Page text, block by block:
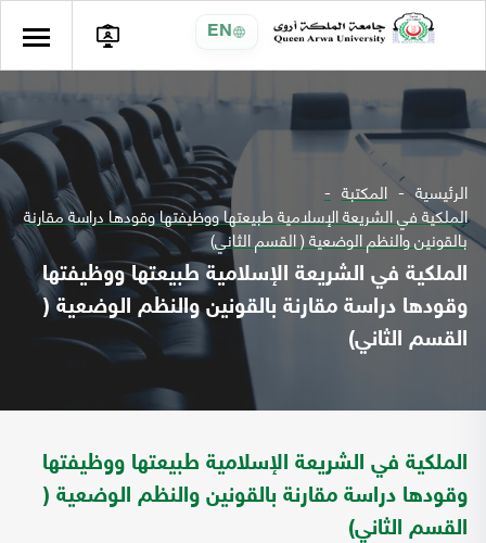
EN
الرئيسية المكتبة
الملكية في الشريعة الإسلامية طبيعتها ووظيفتها وقودها دراسة مقارنة
بالقونين والنظم الوضعية ( القسم الثاني)
الملكية في الشريعة الإسلامية طبيعتها ووظيفتها
وقودها دراسة مقارنة بالقونين والنظم الوضعية (
القسم الثاني)
الملكية في الشريعة الإسلامية طبيعتها ووظيفتها
وقودها دراسة مقارنة بالقونين والنظم الوضعية (
القسم الثاني)